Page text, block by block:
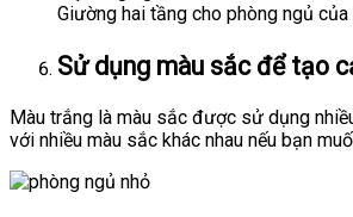
Giường hai tầng cho phòng ngủ của
Sử dụng màu sắc để tạo
Màu trắng là màu sắc được sử dụng
với nhiều màu sắc khác nhau nếu bạn